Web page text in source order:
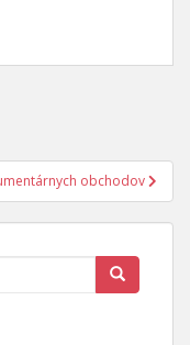
obchodov